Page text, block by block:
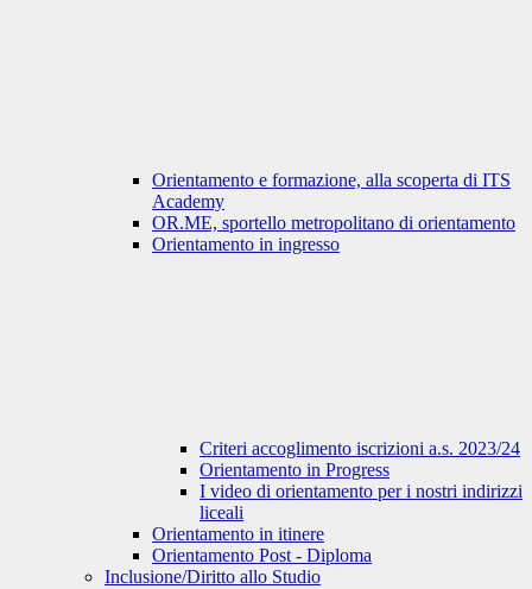
Orientamento e formazione, alla scoperta di ITS
Academy
OR.ME, sportello metropolitano di orientamento
Orientamento in ingresso
Criteri accoglimento iscrizioni a.s. 2023/24
Orientamento in Progress
I video di orientamento per i nostri indirizzi
liceali
Orientamento in itinere
Orientamento Post - Diploma
Inclusione/Diritto allo Studio